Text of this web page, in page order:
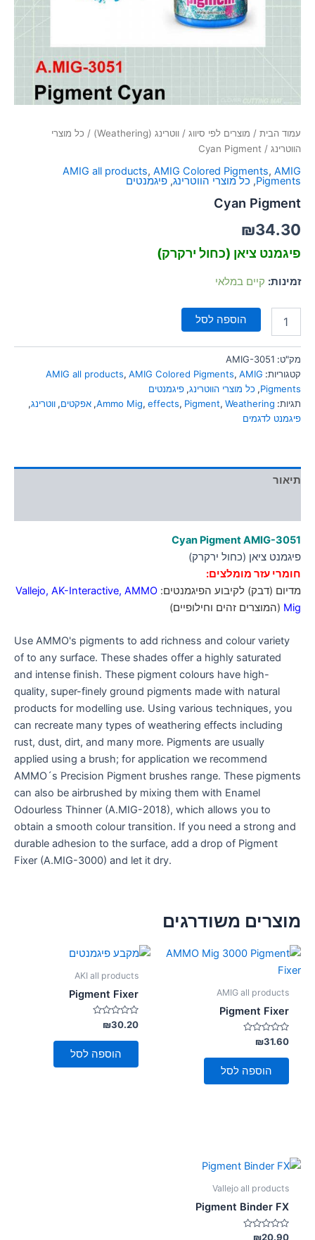
font_download סמן קישורים
האפשרויות
עמוד הבית / מוצרים לפי סיווג / ווטרינג (Weathering) / כל מוצרי
הווטרינג / Cyan Pigment
AMIG all products, AMIG Colored Pigments, AMIG
Pigments
, כל מוצרי הווטרינג, פיגמנטים
Cyan Pigment
₪34.30
פיגמנט ציאן (כחול ירקרק)
זמינות: קיים במלאי
הוספה לסל
מק"ט: AMIG-3051
קטגוריות:
AMIG all products, AMIG Colored Pigments, AMIG
Pigments
, כל מוצרי הווטרינג, פיגמנטים
תגיות:
Ammo Mig, effects, Pigment, Weathering
, אפקטים, ווטרינג,
פיגמנט לדגמים
תיאור
Cyan PigmentAMIG-3051
פיגמנט ציאן (כחול ירקרק)
חומרי עזר מומלצים:
מדיום (דבק) לקיבוע הפיגמנטים:
Vallejo, AK-Interactive, AMMO
Mig (המוצרים זהים וחילופיים)
Use AMMO's pigments to add richness and colour variety
of to any surface. These shades offer a highly saturated
and intense finish. These pigment colours have high-
quality, super-finely ground pigments made with natural
products for modelling use. Using various techniques, you
can recreate many types of weathering effects including
rust, dust, dirt, and many more. Pigments are usually
applied using a brush; for application we recommend
AMMO´s Precision Pigment brushes range. These pigments
can also be airbrushed by mixing them with Enamel
Odourless Thinner (A.MIG-2018), which allows you to
obtain a smooth colour transition. If you need a strong and
durable adhesion to the surface, add a drop of Pigment
Fixer (A.MIG-3000) and let it dry.
מוצרים משודרגים
AMIG all products
Pigment Fixer
דורג
0
מתוך
₪31.60
הוספה לסל
AKI all products
Pigment Fixer
דורג
0
מתוך
₪30.20
הוספה לסל
Vallejo all products
Pigment Binder FX
דורג
₪20.90